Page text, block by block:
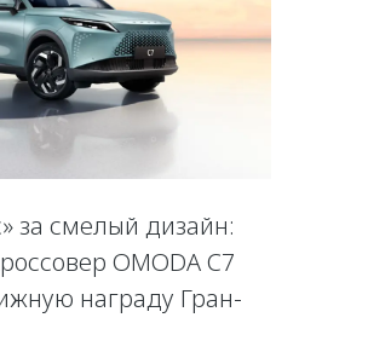
за смелый дизайн:
OMODA C7
награду Гран-